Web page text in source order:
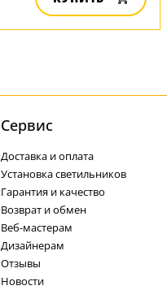
Cервис
Доставка и оплата
Установка светильников
Гарантия и качество
Возврат и обмен
Веб-мастерам
Дизайнерам
Отзывы
Новости